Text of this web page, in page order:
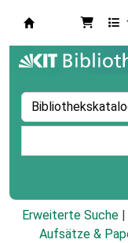
Erweiterte Suche
Aufsätze &